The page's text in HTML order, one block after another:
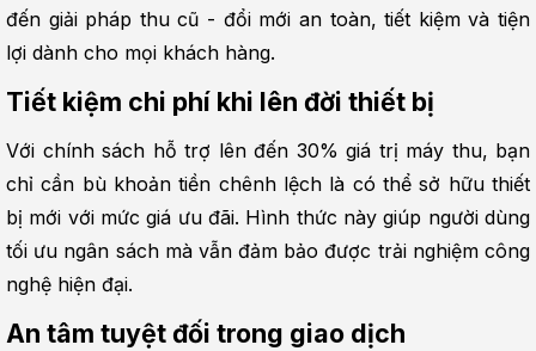
đến giải pháp thu cũ - đổi mới an toàn, tiết kiệm và tiện
lợi dành cho mọi khách hàng.
Tiết kiệm chi phí khi lên đời thiết bị
Với chính sách hỗ trợ lên đến 30% giá trị máy thu, bạn
chỉ cần bù khoản tiền chênh lệch là có thể sở hữu thiết
bị mới với mức giá ưu đãi. Hình thức này giúp người dùng
tối ưu ngân sách mà vẫn đảm bảo được trải nghiệm công
nghệ hiện đại.
An tâm tuyệt đối trong giao dịch